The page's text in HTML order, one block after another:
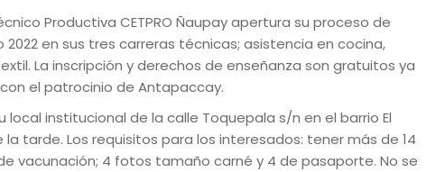
Productiva CETPRO Ñaupay apertura su proceso de
en sus tres carreras técnicas; asistencia en cocina,
La inscripción y derechos de enseñanza son gratuitos ya
el patrocinio de Antapaccay.
local institucional de la calle Toquepala s/n en el barrio El
tarde. Los requisitos para los interesados: tener más de 14
vacunación; 4 fotos tamaño carné y 4 de pasaporte. No se